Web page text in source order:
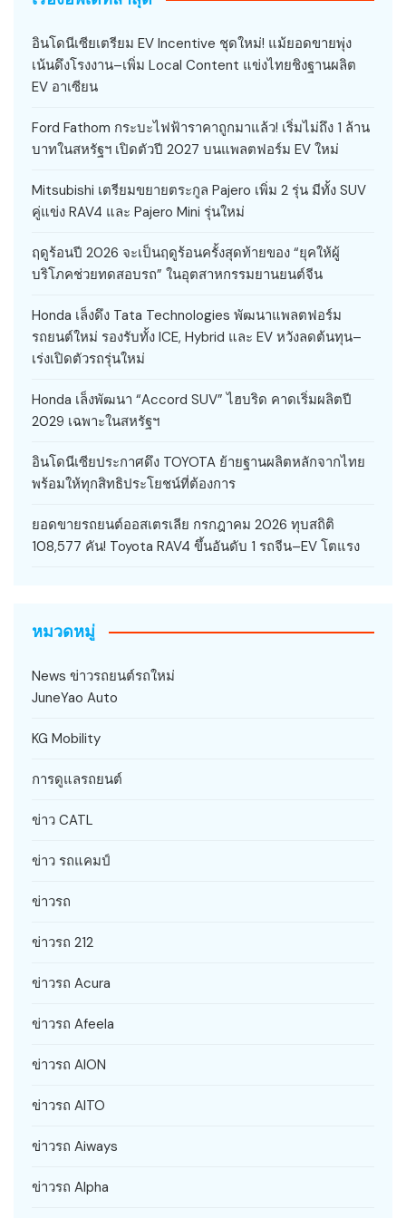
อินโดนีเซียเตรียม EV Incentive ชุดใหม่! แม้ยอดขายพุ่ง
เน้นดึงโรงงาน–เพิ่ม Local Content แข่งไทยชิงฐานผลิต
EV อาเซียน
Ford Fathom กระบะไฟฟ้าราคาถูกมาแล้ว! เริ่มไม่ถึง 1 ล้าน
บาทในสหรัฐฯ เปิดตัวปี 2027 บนแพลตฟอร์ม EV ใหม่
Mitsubishi เตรียมขยายตระกูล Pajero เพิ่ม 2 รุ่น มีทั้ง SUV
คู่แข่ง RAV4 และ Pajero Mini รุ่นใหม่
ฤดูร้อนปี 2026 จะเป็นฤดูร้อนครั้งสุดท้ายของ “ยุคให้ผู้
บริโภคช่วยทดสอบรถ” ในอุตสาหกรรมยานยนต์จีน
Honda เล็งดึง Tata Technologies พัฒนาแพลตฟอร์ม
รถยนต์ใหม่ รองรับทั้ง ICE, Hybrid และ EV หวังลดต้นทุน–
เร่งเปิดตัวรถรุ่นใหม่
Honda เล็งพัฒนา “Accord SUV” ไฮบริด คาดเริ่มผลิตปี
2029 เฉพาะในสหรัฐฯ
อินโดนีเซียประกาศดึง TOYOTA ย้ายฐานผลิตหลักจากไทย
พร้อมให้ทุกสิทธิประโยชน์ที่ต้องการ
ยอดขายรถยนต์ออสเตรเลีย กรกฎาคม 2026 ทุบสถิติ
108,577 คัน! Toyota RAV4 ขึ้นอันดับ 1 รถจีน–EV โตแรง
หมวดหมู่
News ข่าวรถยนต์รถใหม่
JuneYao Auto
KG Mobility
การดูแลรถยนต์
ข่าว CATL
ข่าว รถแคมป์
ข่าวรถ
ข่าวรถ 212
ข่าวรถ Acura
ข่าวรถ Afeela
ข่าวรถ AION
ข่าวรถ AITO
ข่าวรถ Aiways
ข่าวรถ Alpha